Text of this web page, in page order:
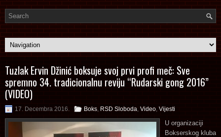
Tuzlak Ervin Džinić boksuje svoj prvi profi meč: Sve
spremno 34. tradicionalnu reviju “Rudarski gong 2016”
(VIDEO)
17. Decembra 2016. Boks RSD Sloboda Video Vijesti
U organizaciji
Bokserskog kluba